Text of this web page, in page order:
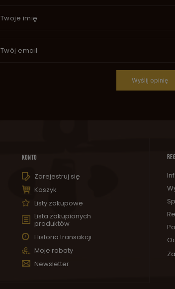
Twoje imię
Twój email
Wyślij opinię
KONTO
Zarejestruj się
Koszyk
Listy zakupowe
Lista zakupionych
produktów
Historia transakcji
Moje rabaty
Newsletter